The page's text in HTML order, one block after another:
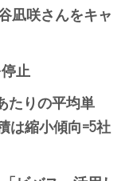
凪咲さんをキャ
止
たりの平均単
は縮小傾向=5社